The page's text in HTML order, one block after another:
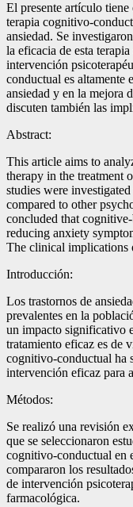
El presente artículo
terapia cognitivo-
ansiedad. Se
la eficacia de esta
intervención
conductual es altamente
ansiedad y en la mejora
discuten también las
Abstract:
This article aims to
therapy in the treatment
studies were
compared to other
concluded that
reducing anxiety
The clinical implications
Introducción:
Los trastornos de
prevalentes en la
un impacto significativo
tratamiento eficaz es de
cognitivo-conductual ha
intervención eficaz para
Métodos:
Se realizó una revisión
que se seleccionaron
cognitivo-conductual en
compararon los
de intervención
farmacológica.